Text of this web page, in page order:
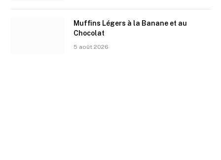
Muffins Légers à la Banane et au
Chocolat
5 août 2026